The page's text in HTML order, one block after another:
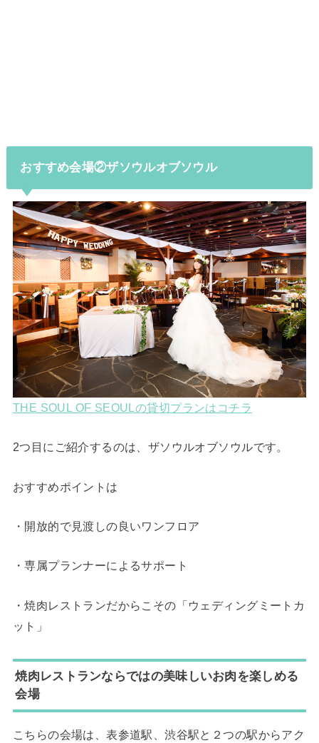
おすすめ会場②ザソウルオブソウル
THE SOUL OF SEOULの貸切プランはコチラ
2つ目にご紹介するのは、ザソウルオブソウルです。
おすすめポイントは
・開放的で見渡しの良いワンフロア
・専属プランナーによるサポート
・焼肉レストランだからこその「ウェディングミートカ
ット」
焼肉レストランならではの美味しいお肉を楽しめる
会場
こちらの会場は、表参道駅、渋谷駅と２つの駅からアク